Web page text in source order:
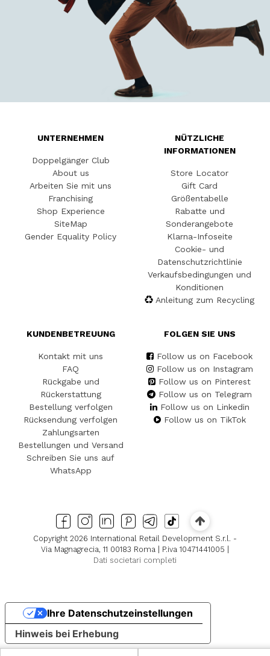
UNTERNEHMEN
Doppelgänger Club
About us
Arbeiten Sie mit uns
Franchising
Shop Experience
SiteMap
Gender Equality Policy
NÜTZLICHE
INFORMATIONEN
Store Locator
Gift Card
Größentabelle
Rabatte und
Sonderangebote
Klarna-Infoseite
Cookie- und
Datenschutzrichtlinie
Verkaufsbedingungen und
Konditionen
Anleitung zum Recycling
KUNDENBETREUUNG
Kontakt mit uns
FAQ
Rückgabe und
Rückerstattung
Bestellung verfolgen
Rücksendung verfolgen
Zahlungsarten
Bestellungen und Versand
Schreiben Sie uns auf
WhatsApp
FOLGEN SIE UNS
Follow us on Facebook
Follow us on Instagram
Follow us on Pinterest
Follow us on Telegram
Follow us on Linkedin
Follow us on TikTok
Copyright 2026 International Retail Development S.r.l. -
Via Magnagrecia, 11 00183 Roma | P.iva 10471441005 |
Dati societari completi
Hinweis bei Erhebung
Ihre Datenschutzeinstellungen